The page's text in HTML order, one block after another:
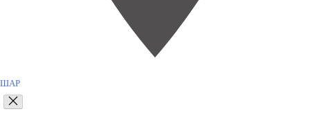
ШАР